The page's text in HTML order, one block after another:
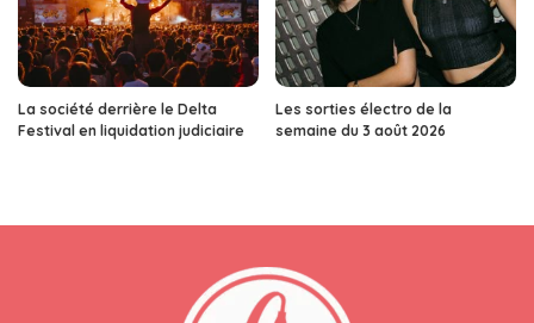
La société derrière le Delta
Festival en liquidation judiciaire
Les sorties électro de la
semaine du 3 août 2026